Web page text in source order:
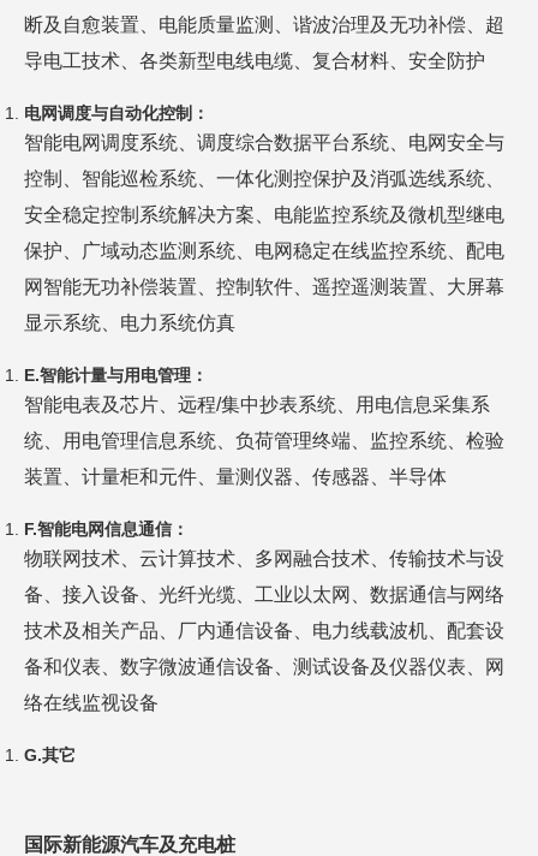
断及自愈装置、电能质量监测、谐波治理及无功补偿、超
导电工技术、各类新型电线电缆、复合材料、安全防护
电网调度与自动化控制：
智能电网调度系统、调度综合数据平台系统、电网安全与
控制、智能巡检系统、一体化测控保护及消弧选线系统、
安全稳定控制系统解决方案、电能监控系统及微机型继电
保护、广域动态监测系统、电网稳定在线监控系统、配电
网智能无功补偿装置、控制软件、遥控遥测装置、大屏幕
显示系统、电力系统仿真
E.智能计量与用电管理 ：
智能电表及芯片、远程/集中抄表系统、用电信息采集系
统、用电管理信息系统、负荷管理终端、监控系统、检验
装置、计量柜和元件、量测仪器、传感器、半导体
F.智能电网信息通信：
物联网技术、云计算技术、多网融合技术、传输技术与设
备、接入设备、光纤光缆、工业以太网、数据通信与网络
技术及相关产品、厂内通信设备、电力线载波机、配套设
备和仪表、数字微波通信设备、测试设备及仪器仪表、网
络在线监视设备
G.其它
国际新能源汽车及充电桩